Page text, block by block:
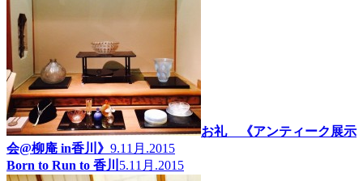
お礼 《アンティーク展示
会@柳庵 in香川》 9.11月.2015
Born to Run to 香川 5.11月.2015